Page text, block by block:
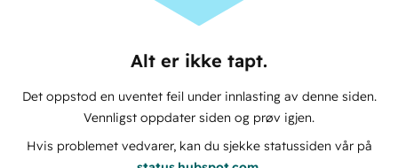
Alt er ikke tapt.
Det oppstod en uventet feil under innlasting av denne siden.
Vennligst oppdater siden og prøv igjen.
Hvis problemet vedvarer, kan du sjekke statussiden vår på